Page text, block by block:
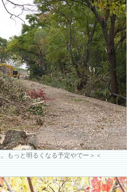
もっと明るくなる予定やでー＞＜